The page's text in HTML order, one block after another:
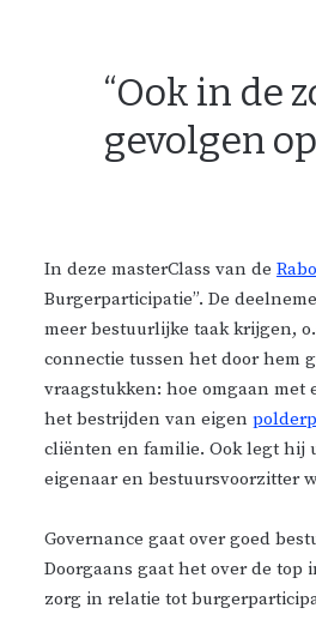
“Ook in de
gevolgen
In deze masterClass van de
Burgerparticipatie”. De
meer bestuurlijke taak krijgen,
connectie tussen het door hem
vraagstukken: hoe omgaan
het bestrijden van eigen
cliënten en familie. Ook legt hij
eigenaar en bestuursvoorzitter
Governance gaat over goed
Doorgaans gaat het over de
zorg in relatie tot